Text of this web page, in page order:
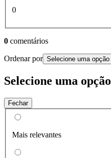
0
0 comentários
Ordenar por Selecione uma opção
Selecione uma opção
Fechar
Mais relevantes